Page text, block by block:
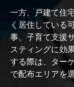
一方、戸建て住
く居住している
事、子育て支援
スティングに効
する際は、ター
で配布エリアを